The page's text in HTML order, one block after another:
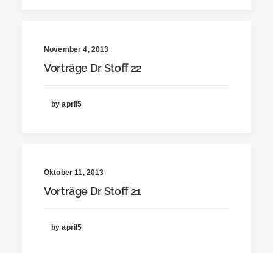
November 4, 2013
Vorträge Dr Stoff 22
by april5
Oktober 11, 2013
Vorträge Dr Stoff 21
by april5